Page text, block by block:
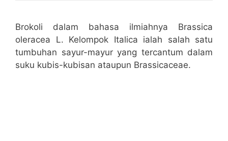
Brokoli dalam bahasa ilmiahnya Brassica
oleracea L. Kelompok Italica ialah salah satu
tumbuhan sayur-mayur yang tercantum dalam
suku kubis-kubisan ataupun Brassicaceae.